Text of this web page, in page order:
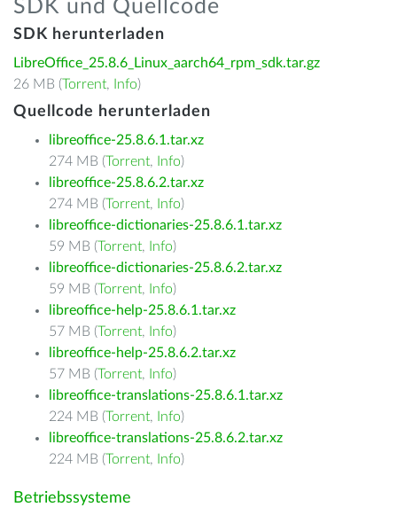
SDK und Quellcode
SDK herunterladen
LibreOffice_25.8.6_Linux_aarch64_rpm_sdk.tar.gz
26 MB (Torrent, Info)
Quellcode herunterladen
libreoffice-25.8.6.1.tar.xz
274 MB (Torrent, Info)
libreoffice-25.8.6.2.tar.xz
274 MB (Torrent, Info)
libreoffice-dictionaries-25.8.6.1.tar.xz
59 MB (Torrent, Info)
libreoffice-dictionaries-25.8.6.2.tar.xz
59 MB (Torrent, Info)
libreoffice-help-25.8.6.1.tar.xz
57 MB (Torrent, Info)
libreoffice-help-25.8.6.2.tar.xz
57 MB (Torrent, Info)
libreoffice-translations-25.8.6.1.tar.xz
224 MB (Torrent, Info)
libreoffice-translations-25.8.6.2.tar.xz
224 MB (Torrent, Info)
Betriebssysteme